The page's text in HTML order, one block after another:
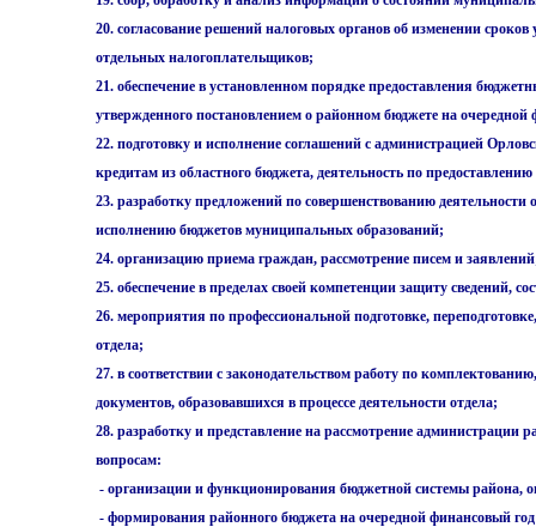
20. согласование решений налоговых органов об изменении
отдельных налогоплательщиков;
21. обеспечение в установленном порядке предоставления
утвержденного постановлением о районном бюджете на очередной
22. подготовку и исполнение соглашений с администрацией
кредитам из областного бюджета, деятельность по
23. разработку предложений по совершенствованию деятельности
исполнению бюджетов муниципальных образований;
24. организацию приема граждан, рассмотрение писем и
25. обеспечение в пределах своей компетенции защиту сведений,
26. мероприятия по профессиональной подготовке,
отдела;
27. в соответствии с законодательством работу по
документов, образовавшихся в процессе деятельности отдела;
28. разработку и представление на рассмотрение администрации
вопросам:
- организации и функционирования бюджетной системы района,
- формирования районного бюджета на очередной финансовый